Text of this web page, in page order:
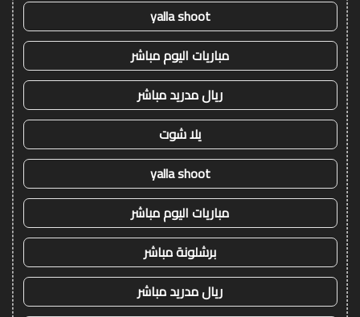
yalla shoot
مباريات اليوم مباشر
ريال مدريد مباشر
يلا شوت
yalla shoot
مباريات اليوم مباشر
برشلونة مباشر
ريال مدريد مباشر